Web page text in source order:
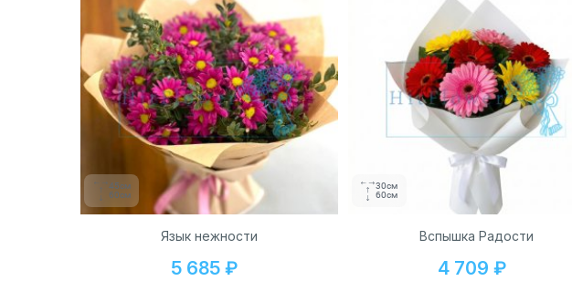
45см
60см
Язык нежности
5 685 ₽
30см
60см
Вспышка Радости
4 709 ₽